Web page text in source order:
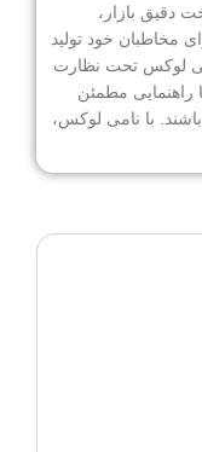
دقیق بازار،
مخاطبان خود تولید
لوکس تحت نظارت
راهنمایی مطمئن
با نامی لوکس،